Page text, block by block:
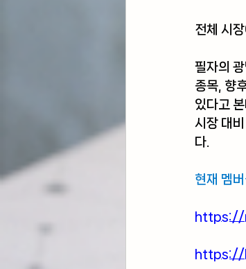
전체 시
필자의
종목, 향
있다고
시장 대
다.
현재 멤
https://
https://